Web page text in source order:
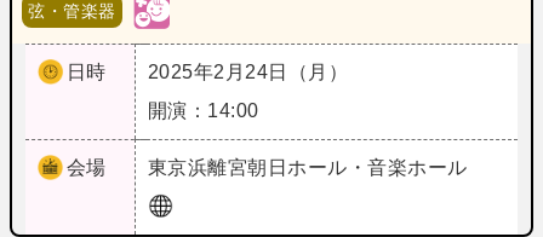
弦・管楽器
日時
2025年2月24日（月）
開演：14:00
会場 東京浜離宮朝日ホール・音楽ホール